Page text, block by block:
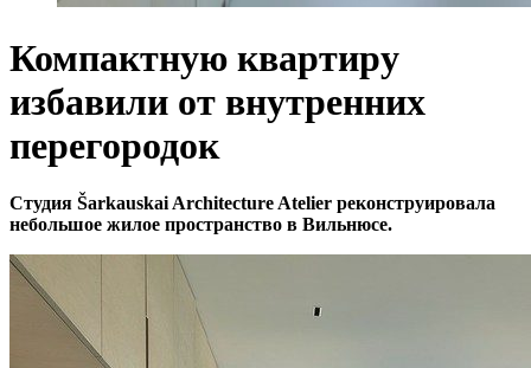
Компактную квартиру
избавили от внутренних
перегородок
Студия Šarkauskai Architecture Atelier реконструировала
небольшое жилое пространство в Вильнюсе.